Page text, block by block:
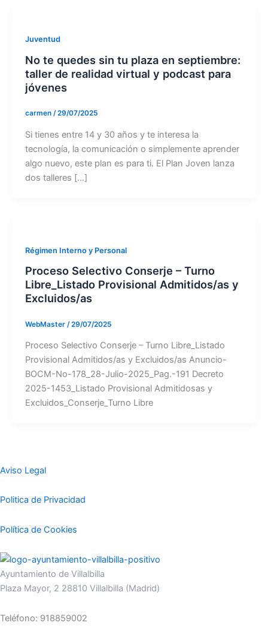
Juventud
No te quedes sin tu plaza en septiembre:
taller de realidad virtual y podcast para
jóvenes
carmen /29/07/2025
Si tienes entre 14 y 30 años y te interesa la
tecnología, la comunicación o simplemente aprender
algo nuevo, este plan es para ti. El Plan Joven lanza
dos talleres […]
Régimen Interno y Personal
Proceso Selectivo Conserje – Turno
Libre_Listado Provisional Admitidos/as y
Excluidos/as
WebMaster /29/07/2025
Proceso Selectivo Conserje – Turno Libre_Listado
Provisional Admitidos/as y Excluidos/as Anuncio-
BOCM-No-178_28-Julio-2025_Pag.-191 Decreto
2025-1453_Listado Provisional Admitidosas y
Excluidos_Conserje_Turno Libre
Aviso Legal
Politica de Privacidad
Política de Cookies
Ayuntamiento de Villalbilla
Plaza Mayor, 2 28810 Villalbilla (Madrid)
Teléfono: 918859002